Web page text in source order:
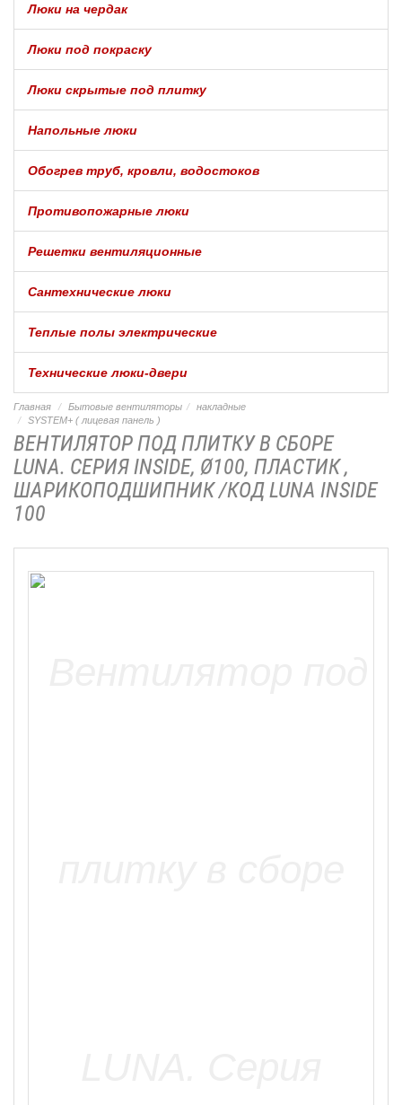
Люки на чердак
Люки под покраску
Люки скрытые под плитку
Напольные люки
Обогрев труб, кровли, водостоков
Противопожарные люки
Решетки вентиляционные
Сантехнические люки
Теплые полы электрические
Технические люки-двери
Главная Бытовые вентиляторы
накладные
SYSTEM+ ( лицевая панель )
ВЕНТИЛЯТОР ПОД ПЛИТКУ В СБОРЕ
LUNA. СЕРИЯ INSIDE, Ø100, ПЛАСТИК ,
ШАРИКОПОДШИПНИК /КОД LUNA INSIDE
100